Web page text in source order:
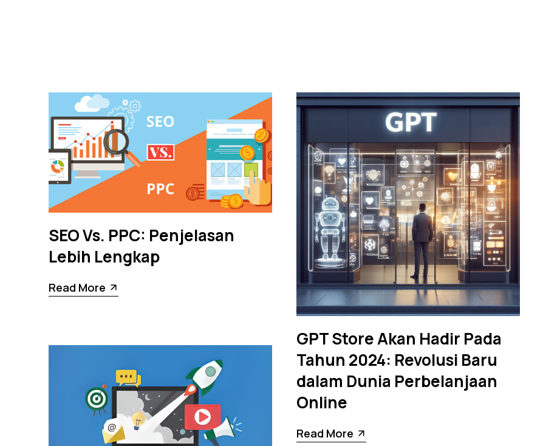
SEO Vs. PPC: Penjelasan
Lebih Lengkap
Read More
GPT Store Akan Hadir Pada
Tahun 2024: Revolusi Baru
dalam Dunia Perbelanjaan
Online
Read More